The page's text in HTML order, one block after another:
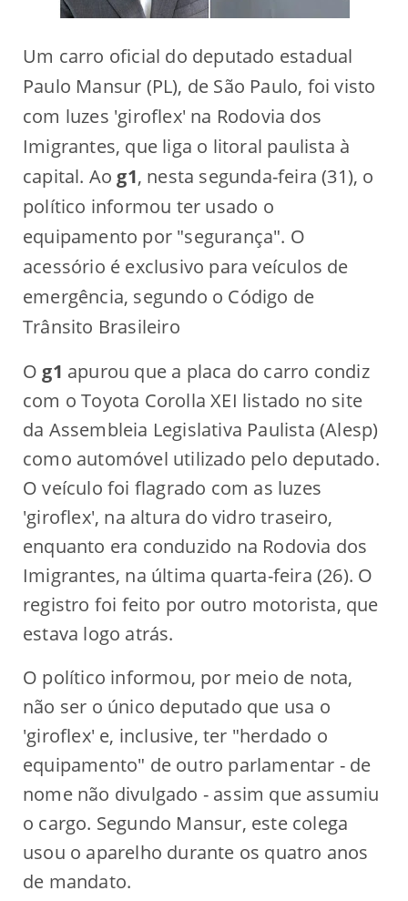
Um carro oficial do deputado estadual
Paulo Mansur (PL), de São Paulo, foi visto
com luzes 'giroflex' na Rodovia dos
Imigrantes, que liga o litoral paulista à
capital. Ao g1, nesta segunda-feira (31), o
político informou ter usado o
equipamento por "segurança". O
acessório é exclusivo para veículos de
emergência, segundo o Código de
Trânsito Brasileiro
O g1 apurou que a placa do carro condiz
com o Toyota Corolla XEI listado no site
da Assembleia Legislativa Paulista (Alesp)
como automóvel utilizado pelo deputado.
O veículo foi flagrado com as luzes
'giroflex', na altura do vidro traseiro,
enquanto era conduzido na Rodovia dos
Imigrantes, na última quarta-feira (26). O
registro foi feito por outro motorista, que
estava logo atrás.
O político informou, por meio de nota,
não ser o único deputado que usa o
'giroflex' e, inclusive, ter "herdado o
equipamento" de outro parlamentar - de
nome não divulgado - assim que assumiu
o cargo. Segundo Mansur, este colega
usou o aparelho durante os quatro anos
de mandato.